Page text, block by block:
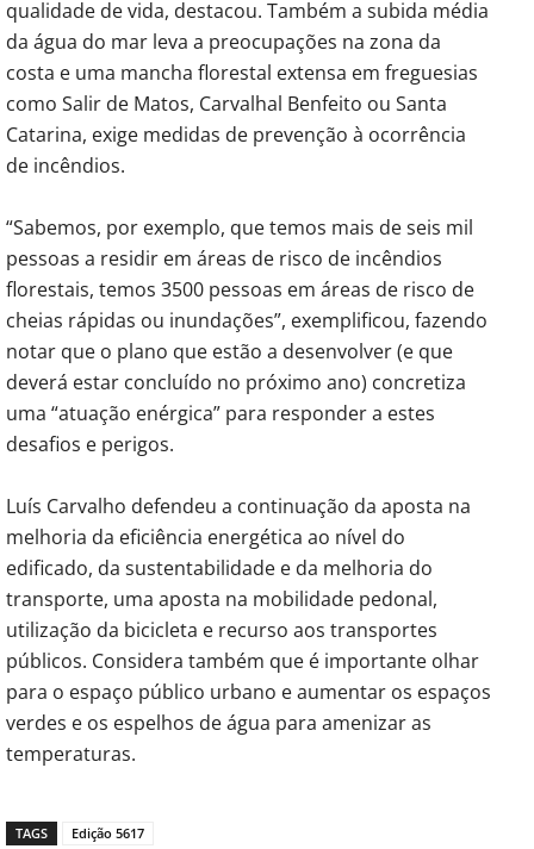
qualidade de vida, destacou. Também a subida média
da água do mar leva a preocupações na zona da
costa e uma mancha florestal extensa em freguesias
como Salir de Matos, Carvalhal Benfeito ou Santa
Catarina, exige medidas de prevenção à ocorrência
de incêndios.
“Sabemos, por exemplo, que temos mais de seis mil
pessoas a residir em áreas de risco de incêndios
florestais, temos 3500 pessoas em áreas de risco de
cheias rápidas ou inundações”, exemplificou, fazendo
notar que o plano que estão a desenvolver (e que
deverá estar concluído no próximo ano) concretiza
uma “atuação enérgica” para responder a estes
desafios e perigos.
Luís Carvalho defendeu a continuação da aposta na
melhoria da eficiência energética ao nível do
edificado, da sustentabilidade e da melhoria do
transporte, uma aposta na mobilidade pedonal,
utilização da bicicleta e recurso aos transportes
públicos. Considera também que é importante olhar
para o espaço público urbano e aumentar os espaços
verdes e os espelhos de água para amenizar as
temperaturas.
TAGS Edição 5617